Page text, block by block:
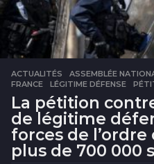
ACTUALITÉS ASSEMBLÉE
FRANCE
,LÉGITIME DÉFENSE ,
La pétition
de légitime
forces de
plus de 700 000